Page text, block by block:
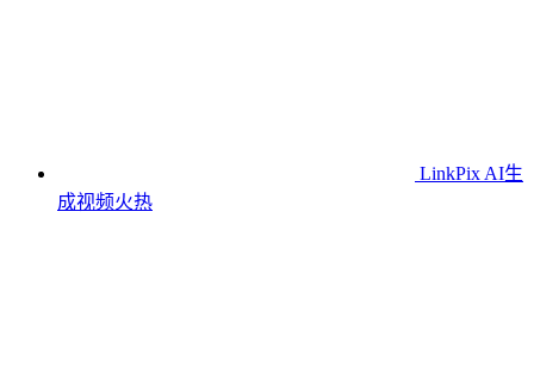
LinkPix AI生
成视频火热